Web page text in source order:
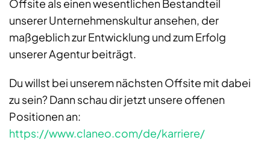
Offsite als einen wesentlichen Bestandteil
unserer Unternehmenskultur ansehen, der
maßgeblich zur Entwicklung und zum Erfolg
unserer Agentur beiträgt.
Du willst bei unserem nächsten Offsite mit dabei
zu sein? Dann schau dir jetzt unsere offenen
Positionen an:
https://www.claneo.com/de/karriere/